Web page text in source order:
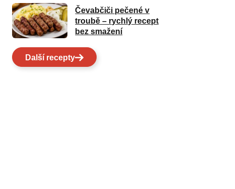
Čevabčiči pečené v
troubě – rychlý recept
bez smažení
Další recepty